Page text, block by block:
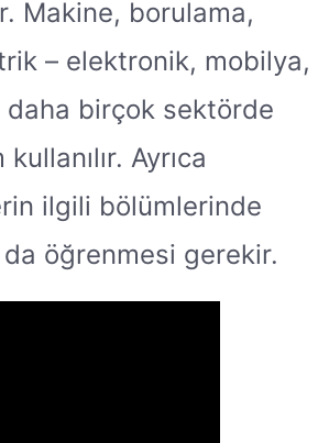
Makine, borulama,
– elektronik, mobilya,
birçok sektörde
Ayrıca
ilgili bölümlerinde
da öğrenmesi gerekir.